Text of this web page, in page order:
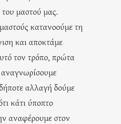
του μαστού μας.
κατανοούμε τη
και αποκτάμε
τον τρόπο, πρώτα
αλλαγή δούμε
κάτι ύποπτο
αναφέρουμε στον